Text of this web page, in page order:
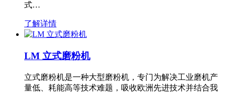
式…
了解详情
LM 立式磨粉机
立式磨粉机是一种大型磨粉机，专门为解决工业磨机产
量低、耗能高等技术难题，吸收欧洲先进技术并结合我